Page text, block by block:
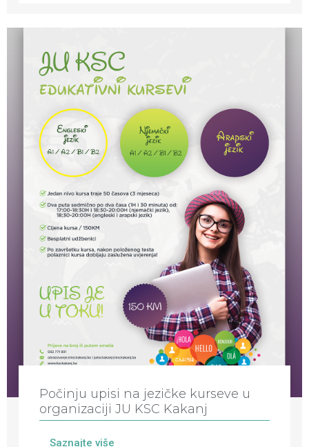
Počinju upisi na jezičke kurseve u
organizaciji JU KSC Kakanj
Saznajte više